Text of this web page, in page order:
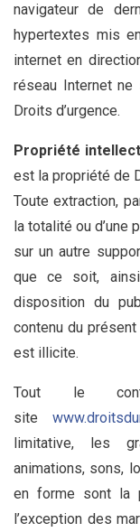
navigateur de
hypertextes mis
internet en
réseau Internet ne
Droits d’urgence.
Propriété
est la propriété de
Toute extraction,
la totalité ou d’une
sur un autre
que ce soit,
disposition du
contenu du
est illicite.
Tout le
site
limitative, les
animations, sons,
en forme sont la
l’exception des